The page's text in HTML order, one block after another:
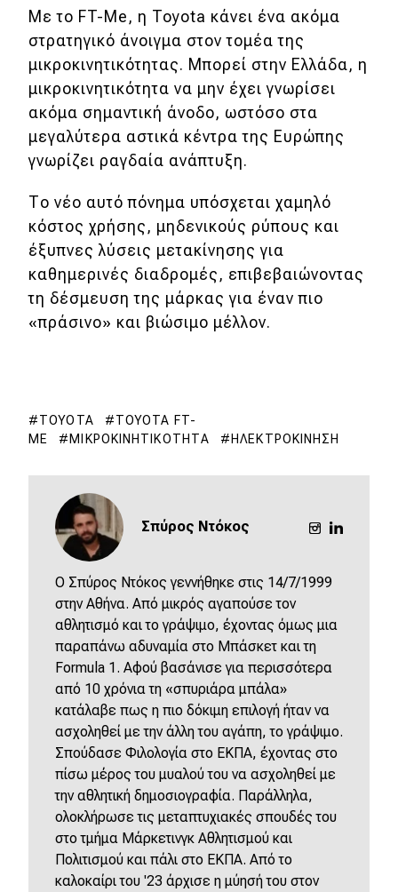
Με το FT-Me, η Toyota κάνει ένα ακόμα
στρατηγικό άνοιγμα στον τομέα της
μικροκινητικότητας. Μπορεί στην Ελλάδα, η
μικροκινητικότητα να μην έχει γνωρίσει
ακόμα σημαντική άνοδο, ωστόσο στα
μεγαλύτερα αστικά κέντρα της Ευρώπης
γνωρίζει ραγδαία ανάπτυξη.
Το νέο αυτό πόνημα υπόσχεται χαμηλό
κόστος χρήσης, μηδενικούς ρύπους και
έξυπνες λύσεις μετακίνησης για
καθημερινές διαδρομές, επιβεβαιώνοντας
τη δέσμευση της μάρκας για έναν πιο
«πράσινο» και βιώσιμο μέλλον.
TOYOTA
TOYOTA FT-
ME
ΜΙΚΡΟΚΙΝΗΤΙΚΌΤΗΤΑ ΗΛΕΚΤΡΟΚΊΝΗΣΗ
Σπύρος Ντόκος
O Σπύρος Ντόκος γεννήθηκε στις 14/7/1999
στην Αθήνα. Από μικρός αγαπούσε τον
αθλητισμό και το γράψιμο, έχοντας όμως μια
παραπάνω αδυναμία στο Μπάσκετ και τη
Formula 1. Αφού βασάνισε για περισσότερα
από 10 χρόνια τη «σπυριάρα μπάλα»
κατάλαβε πως η πιο δόκιμη επιλογή ήταν να
ασχοληθεί με την άλλη του αγάπη, το γράψιμο.
Σπούδασε Φιλολογία στο ΕΚΠΑ, έχοντας στο
πίσω μέρος του μυαλού του να ασχοληθεί με
την αθλητική δημοσιογραφία. Παράλληλα,
ολοκλήρωσε τις μεταπτυχιακές σπουδές του
στο τμήμα Μάρκετινγκ Αθλητισμού και
Πολιτισμού και πάλι στο ΕΚΠΑ. Από το
καλοκαίρι του '23 άρχισε η μύησή του στον